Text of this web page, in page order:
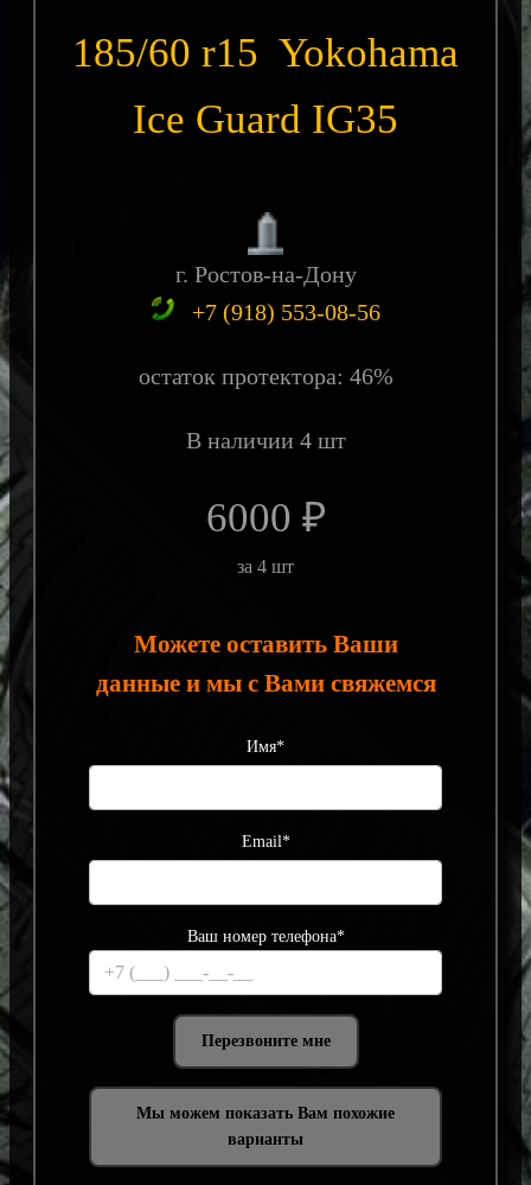
185/60 r15 Yokohama
Ice Guard IG35
г. Ростов-на-Дону
+7 (918) 553-08-56
остаток протектора: 46%
В наличии 4 шт
6000 ₽
за 4 шт
Можете оставить Ваши
данные и мы с Вами свяжемся
Имя*
Email*
Ваш номер телефона*
Мы можем показать Вам похожие
варианты